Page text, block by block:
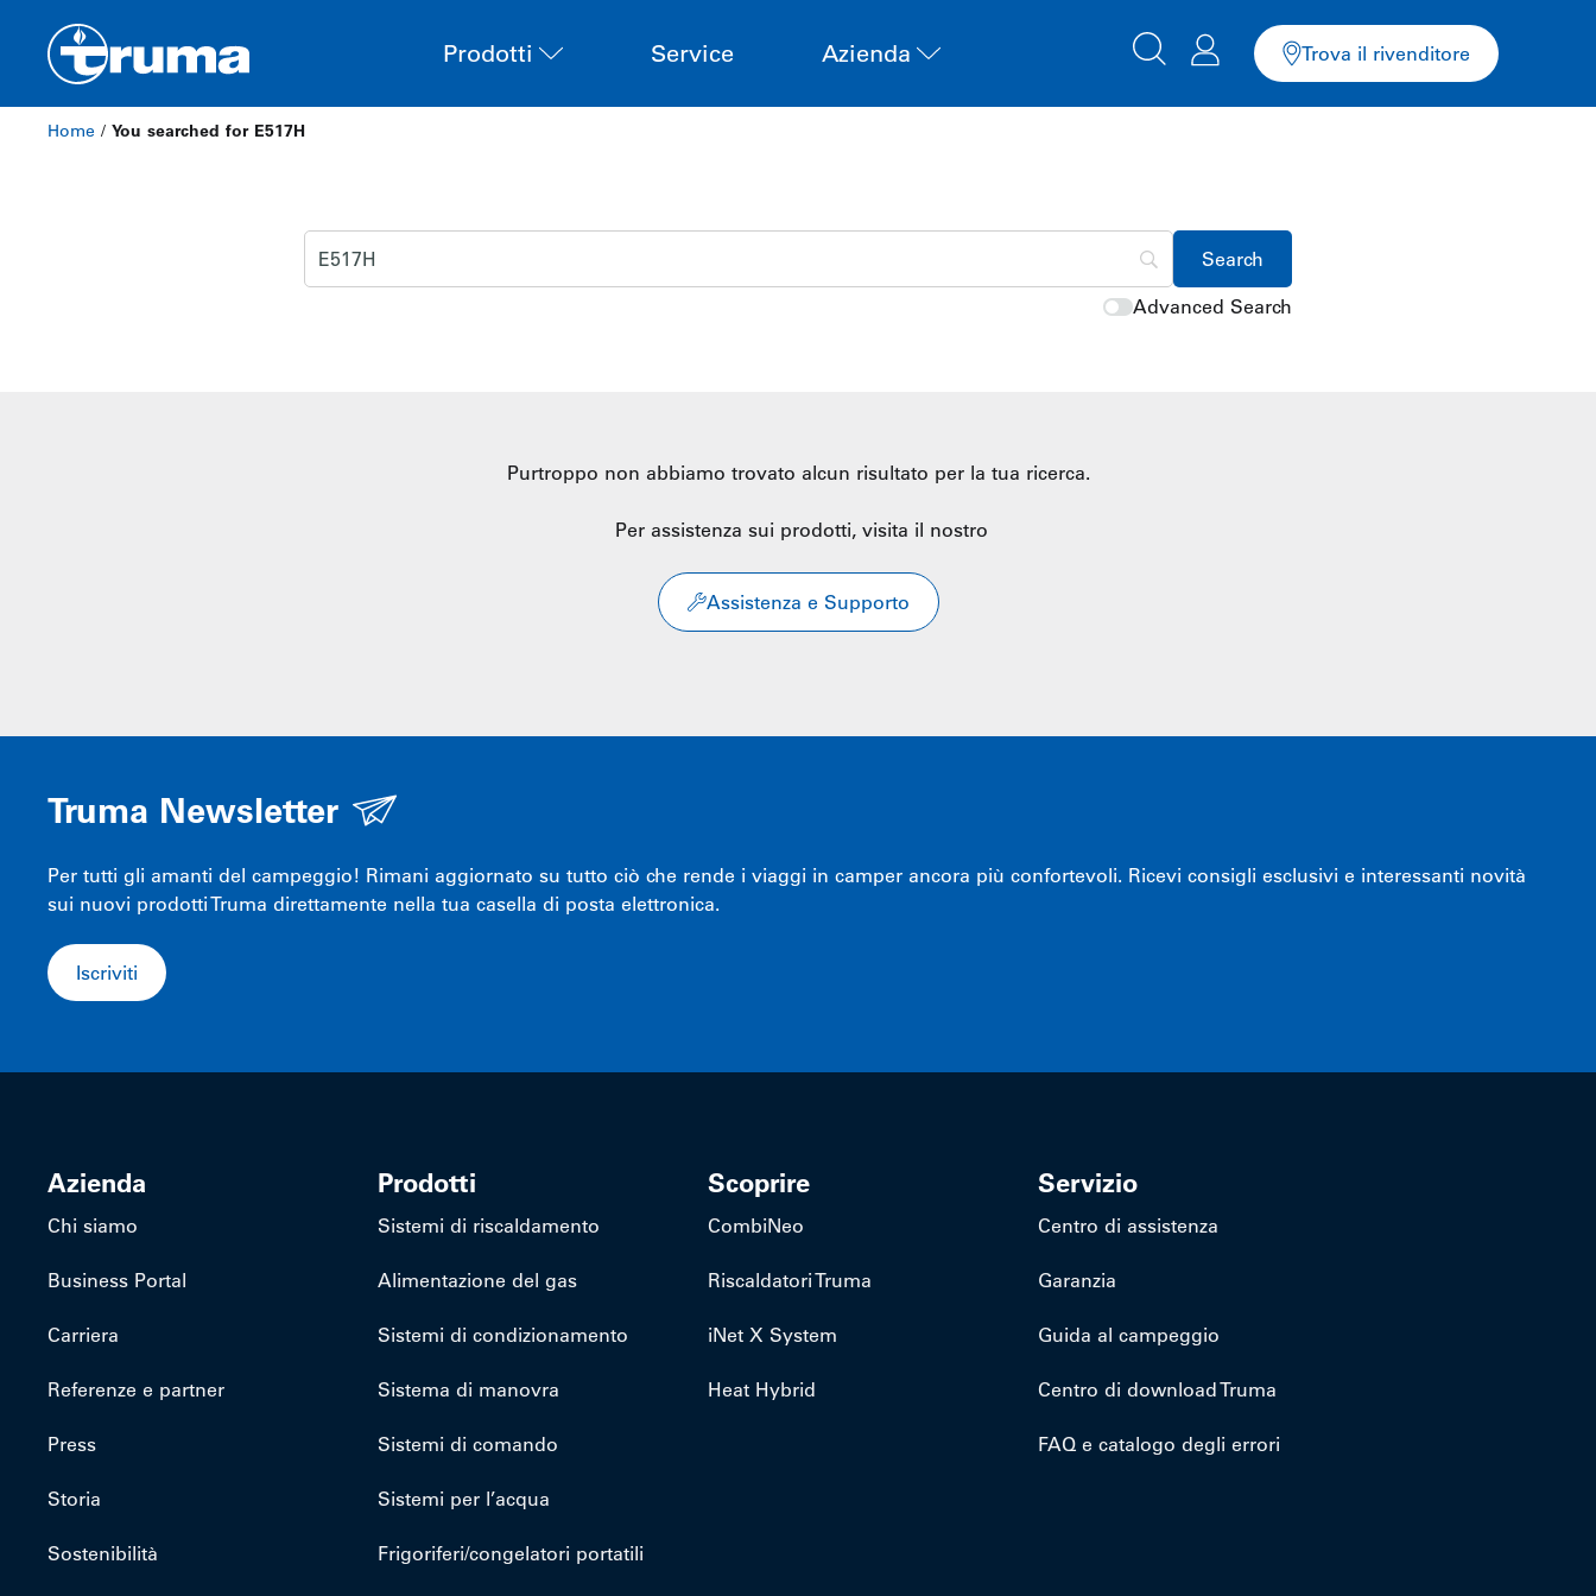
Prodotti Service Azienda Trova il rivenditore
Home / You searched for E517H
Advanced Search
Purtroppo non abbiamo trovato alcun risultato per la tua ricerca.
Per assistenza sui prodotti, visita il nostro
Assistenza e Supporto
Truma Newsletter
Per tutti gli amanti del campeggio! Rimani aggiornato su tutto ciò che rende i viaggi in camper ancora più confortevoli. Ricevi consigli esclusivi e interessanti novità
sui nuovi prodotti Truma direttamente nella tua casella di posta elettronica.
Iscriviti
Azienda
Chi siamo
Business Portal
Carriera
Referenze e partner
Press
Storia
Sostenibilità
Prodotti
Sistemi di riscaldamento
Alimentazione del gas
Sistemi di condizionamento
Sistema di manovra
Sistemi di comando
Sistemi per l’acqua
Frigoriferi/congelatori portatili
Scoprire
CombiNeo
Riscaldatori Truma
iNet X System
Heat Hybrid
Servizio
Centro di assistenza
Garanzia
Guida al campeggio
Centro di download Truma
FAQ e catalogo degli errori